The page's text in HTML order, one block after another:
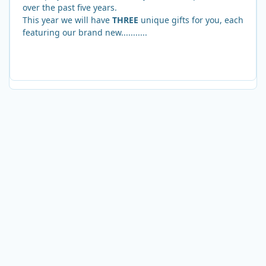
over the past five years.
This year we will have THREE unique gifts for you, each
featuring our brand new...........